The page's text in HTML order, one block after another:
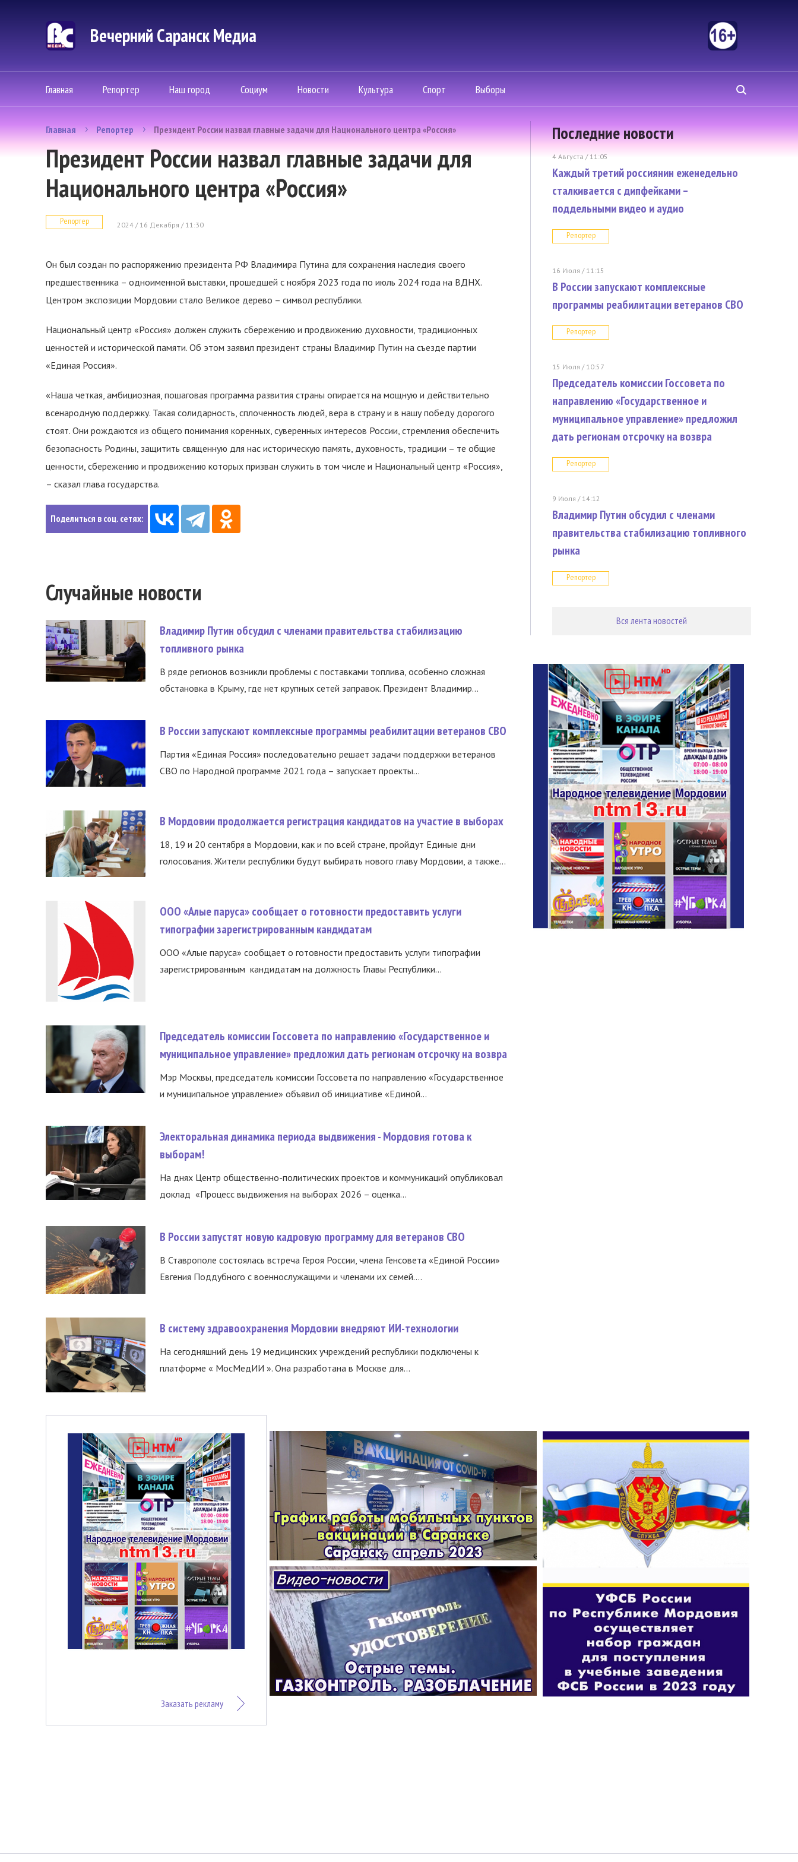
Вечерний Саранск Mедиа
Главная Репортер Наш город Социум Новости Культура Спорт Выборы
Главная Репортер Президент России назвал главные задачи для Национального центра «Россия»
Президент России назвал главные задачи для
Национального центра «Россия»
Репортер 2024 / 16 Декабря / 11:30
Он был создан по распоряжению президента РФ Владимира Путина для сохранения наследия своего
предшественника – одноименной выставки, прошедшей с ноября 2023 года по июль 2024 года на ВДНХ.
Центром экспозиции Мордовии стало Великое дерево – символ республики.
Национальный центр «Россия» должен служить сбережению и продвижению духовности, традиционных
ценностей и исторической памяти. Об этом заявил президент страны Владимир Путин на съезде партии
«Единая Россия».
«Наша четкая, амбициозная, пошаговая программа развития страны опирается на мощную и действительно
всенародную поддержку. Такая солидарность, сплоченность людей, вера в страну и в нашу победу дорогого
стоят. Они рождаются из общего понимания коренных, суверенных интересов России, стремления обеспечить
безопасность Родины, защитить священную для нас историческую память, духовность, традиции – те общие
ценности, сбережению и продвижению которых призван служить в том числе и Национальный центр «Россия»,
– сказал глава государства.
Поделиться в соц. сетях:
Случайные новости
Владимир Путин обсудил с членами правительства стабилизацию
топливного рынка
В ряде регионов возникли проблемы с поставками топлива, особенно сложная
обстановка в Крыму, где нет крупных сетей заправок. Президент Владимир...
В России запускают комплексные программы реабилитации ветеранов СВО
Партия «Единая Россия» последовательно решает задачи поддержки ветеранов
СВО по Народной программе 2021 года – запускает проекты...
В Мордовии продолжается регистрация кандидатов на участие в выборах
18, 19 и 20 сентября в Мордовии, как и по всей стране, пройдут Единые дни
голосования. Жители республики будут выбирать нового главу Мордовии, а также...
ООО «Алые паруса» сообщает о готовности предоставить услуги
типографии зарегистрированным кандидатам
ООО «Алые паруса» сообщает о готовности предоставить услуги типографии
зарегистрированным кандидатам на должность Главы Республики...
Председатель комиссии Госсовета по направлению «Государственное и
муниципальное управление» предложил дать регионам отсрочку на возвра
Мэр Москвы, председатель комиссии Госсовета по направлению «Государственное
и муниципальное управление» объявил об инициативе «Единой...
Электоральная динамика периода выдвижения - Мордовия готова к
выборам!
На днях Центр общественно-политических проектов и коммуникаций опубликовал
доклад «Процесс выдвижения на выборах 2026 – оценка...
В России запустят новую кадровую программу для ветеранов СВО
В Ставрополе состоялась встреча Героя России, члена Генсовета «Единой России»
Евгения Поддубного с военнослужащими и членами их семей....
В систему здравоохранения Мордовии внедряют ИИ-технологии
На сегодняшний день 19 медицинских учреждений республики подключены к
платформе « МосМедИИ ». Она разработана в Москве для...
Последние новости
4 Августа / 11:05
Каждый третий россиянин еженедельно
сталкивается с дипфейками –
поддельными видео и аудио
Репортер
16 Июля / 11:15
В России запускают комплексные
программы реабилитации ветеранов СВО
Репортер
15 Июля / 10:57
Председатель комиссии Госсовета по
направлению «Государственное и
муниципальное управление» предложил
дать регионам отсрочку на возвра
Репортер
9 Июля / 14:12
Владимир Путин обсудил с членами
правительства стабилизацию топливного
рынка
Репортер
Вся лента новостей
Заказать рекламу